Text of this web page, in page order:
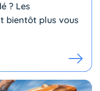
? Les
bientôt plus vous